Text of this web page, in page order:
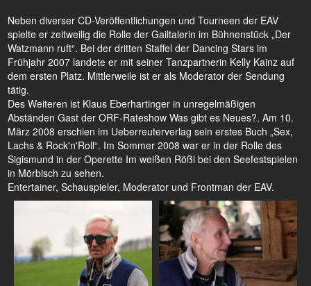
Neben diverser CD-Veröffentlichungen und Tourneen der EAV
spielte er zeitweilig die Rolle der Gailtalerin im Bühnenstück „Der
Watzmann ruft“. Bei der dritten Staffel der Dancing Stars im
Frühjahr 2007 landete er mit seiner Tanzpartnerin Kelly Kainz auf
dem ersten Platz. Mittlerweile ist er als Moderator der Sendung
tätig.
Des Weiteren ist Klaus Eberhartinger in unregelmäßigen
Abständen Gast der ORF-Rateshow Was gibt es Neues?. Am 10.
März 2008 erschien im Ueberreuterverlag sein erstes Buch „Sex,
Lachs & Rock'n'Roll“. Im Sommer 2008 war er in der Rolle des
Sigismund in der Operette Im weißen Rößl bei den Seefestspielen
in Mörbisch zu sehen.
Entertainer, Schauspieler, Moderator und Frontman der EAV.